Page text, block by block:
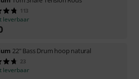
113
leverbaar
22" Bass Drum hoop natural
23
leverbaar